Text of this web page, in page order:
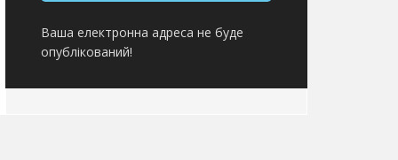
Ваша електронна адреса не буде
опублікований!